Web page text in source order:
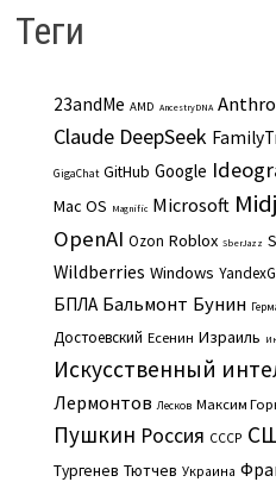
Теги
23andMe AMD AncestryDNA
Claude DeepSeek
GigaChat GitHub Google
Mac OS Magnific Microsoft
OpenAI Ozon Roblox SberJazz
Wildberries Windows
БПЛА Бальмонт Бунин
Достоевский Есенин Израиль
Искусственный
Лермонтов Лесков Максим
Пушкин Россия СССР
Тургенев Тютчев Украина